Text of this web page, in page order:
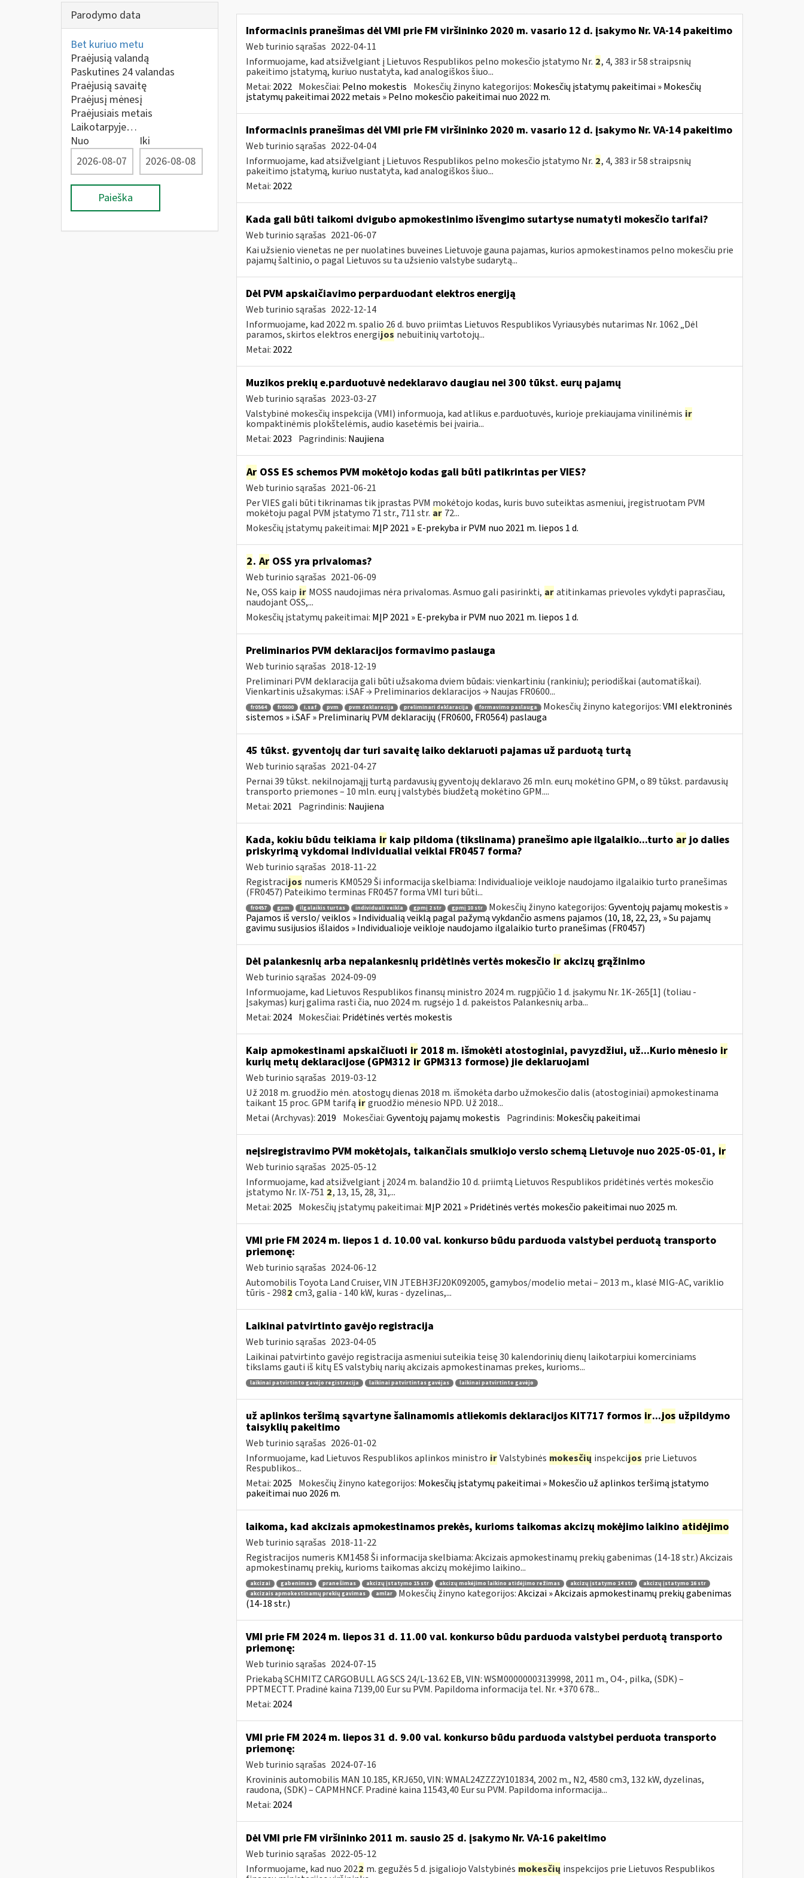
Parodymo data
Bet kuriuo metu
Praėjusią valandą
Paskutines 24 valandas
Praėjusią savaitę
Praėjusį mėnesį
Praėjusiais metais
Laikotarpyje…
Nuo
Iki
Paieška
Informacinis pranešimas dėl VMI prie FM viršininko 2020 m. vasario 12 d. įsakymo Nr. VA-14 pakeitimo
Web turinio sąrašas 2022-04-11
Informuojame, kad atsižvelgiant į Lietuvos Respublikos pelno mokesčio įstatymo Nr. 2, 4, 383 ir 58 straipsnių
pakeitimo įstatymą, kuriuo nustatyta, kad analogiškos šiuo...
Metai: 2022 Mokesčiai: Pelno mokestis Mokesčių žinyno kategorijos: Mokesčių įstatymų pakeitimai » Mokesčių
įstatymų pakeitimai 2022 metais » Pelno mokesčio pakeitimai nuo 2022 m.
Informacinis pranešimas dėl VMI prie FM viršininko 2020 m. vasario 12 d. įsakymo Nr. VA-14 pakeitimo
Web turinio sąrašas 2022-04-04
Informuojame, kad atsižvelgiant į Lietuvos Respublikos pelno mokesčio įstatymo Nr. 2, 4, 383 ir 58 straipsnių
pakeitimo įstatymą, kuriuo nustatyta, kad analogiškos šiuo...
Metai: 2022
Kada gali būti taikomi dvigubo apmokestinimo išvengimo sutartyse numatyti mokesčio tarifai?
Web turinio sąrašas 2021-06-07
Kai užsienio vienetas ne per nuolatines buveines Lietuvoje gauna pajamas, kurios apmokestinamos pelno mokesčiu prie
pajamų šaltinio, o pagal Lietuvos su ta užsienio valstybe sudarytą...
Dėl PVM apskaičiavimo perparduodant elektros energiją
Web turinio sąrašas 2022-12-14
Informuojame, kad 2022 m. spalio 26 d. buvo priimtas Lietuvos Respublikos Vyriausybės nutarimas Nr. 1062 „Dėl
paramos, skirtos elektros energijos nebuitinių vartotojų...
Metai: 2022
Muzikos prekių e.parduotuvė nedeklaravo daugiau nei 300 tūkst. eurų pajamų
Web turinio sąrašas 2023-03-27
Valstybinė mokesčių inspekcija (VMI) informuoja, kad atlikus e.parduotuvės, kurioje prekiaujama vinilinėmis ir
kompaktinėmis plokštelėmis, audio kasetėmis bei įvairia...
Metai: 2023 Pagrindinis: Naujiena
ArOSS ES schemos PVM mokėtojo kodas gali būti patikrintas per VIES?
Web turinio sąrašas 2021-06-21
Per VIES gali būti tikrinamas tik įprastas PVM mokėtojo kodas, kuris buvo suteiktas asmeniui, įregistruotam PVM
mokėtoju pagal PVM įstatymo 71 str., 711 str. ar 72...
Mokesčių įstatymų pakeitimai: MĮP 2021 » E-prekyba ir PVM nuo 2021 m. liepos 1 d.
2. ArOSS yra privalomas?
Web turinio sąrašas 2021-06-09
Ne, OSS kaip ir MOSS naudojimas nėra privalomas. Asmuo gali pasirinkti, ar atitinkamas prievoles vykdyti paprasčiau,
naudojant OSS,...
Mokesčių įstatymų pakeitimai: MĮP 2021 » E-prekyba ir PVM nuo 2021 m. liepos 1 d.
Preliminarios PVM deklaracijos formavimo paslauga
Web turinio sąrašas 2018-12-19
Preliminari PVM deklaracija gali būti užsakoma dviem būdais: vienkartiniu (rankiniu); periodiškai (automatiškai).
Vienkartinis užsakymas: i.SAF → Preliminarios deklaracijos → Naujas FR0600...
fr0564 fr0600 i.saf pvm pvm deklaracija preliminari deklaracija formavimo paslauga Mokesčių žinyno kategorijos:VMI elektroninės
sistemos » i.SAF » Preliminarių PVM deklaracijų (FR0600, FR0564) paslauga
45 tūkst. gyventojų dar turi savaitę laiko deklaruoti pajamas už parduotą turtą
Web turinio sąrašas 2021-04-27
Pernai 39 tūkst. nekilnojamąjį turtą pardavusių gyventojų deklaravo 26 mln. eurų mokėtino GPM, o 89 tūkst. pardavusių
transporto priemones – 10 mln. eurų į valstybės biudžetą mokėtino GPM....
Metai: 2021 Pagrindinis: Naujiena
Kada, kokiu būdu teikiama irkaip pildoma (tikslinama) pranešimo apie ilgalaikio...turto arjo dalies
priskyrimą vykdomai individualiai veiklai FR0457 forma?
Web turinio sąrašas 2018-11-22
Registracijos numeris KM0529 Ši informacija skelbiama: Individualioje veikloje naudojamo ilgalaikio turto pranešimas
(FR0457) Pateikimo terminas FR0457 forma VMI turi būti...
fr0457 gpm ilgalaikis turtas individuali veikla gpmį 2 str gpmį 10 str Mokesčių žinyno kategorijos:Gyventojų pajamų mokestis »
Pajamos iš verslo/ veiklos » Individualią veiklą pagal pažymą vykdančio asmens pajamos (10, 18, 22, 23, » Su pajamų
gavimu susijusios išlaidos » Individualioje veikloje naudojamo ilgalaikio turto pranešimas (FR0457)
Dėl palankesnių arba nepalankesnių pridėtinės vertės mokesčio irakcizų grąžinimo
Web turinio sąrašas 2024-09-09
Informuojame, kad Lietuvos Respublikos finansų ministro 2024 m. rugpjūčio 1 d. įsakymu Nr. 1K-265[1] (toliau -
Įsakymas) kurį galima rasti čia, nuo 2024 m. rugsėjo 1 d. pakeistos Palankesnių arba...
Metai: 2024 Mokesčiai: Pridėtinės vertės mokestis
Kaip apmokestinami apskaičiuoti ir2018 m. išmokėti atostoginiai, pavyzdžiui, už...Kurio mėnesio ir
kurių metų deklaracijose (GPM312irGPM313 formose) jie deklaruojami
Web turinio sąrašas 2019-03-12
Už 2018 m. gruodžio mėn. atostogų dienas 2018 m. išmokėta darbo užmokesčio dalis (atostoginiai) apmokestinama
taikant 15 proc. GPM tarifą ir gruodžio mėnesio NPD. Už 2018...
Metai (Archyvas): 2019 Mokesčiai:Gyventojų pajamų mokestis Pagrindinis: Mokesčių pakeitimai
neįsiregistravimo PVM mokėtojais, taikančiais smulkiojo verslo schemą Lietuvoje nuo 2025-05-01, ir
Web turinio sąrašas 2025-05-12
Informuojame, kad atsižvelgiant į 2024 m. balandžio 10 d. priimtą Lietuvos Respublikos pridėtinės vertės mokesčio
įstatymo Nr. IX-751 2, 13, 15, 28, 31,...
Metai: 2025 Mokesčių įstatymų pakeitimai: MĮP 2021 » Pridėtinės vertės mokesčio pakeitimai nuo 2025 m.
VMI prie FM 2024 m. liepos 1 d. 10.00 val. konkurso būdu parduoda valstybei perduotą transporto
priemonę:
Web turinio sąrašas 2024-06-12
Automobilis Toyota Land Cruiser, VIN JTEBH3FJ20K092005, gamybos/modelio metai – 2013 m., klasė MIG-AC, variklio
tūris - 2982 cm3, galia - 140 kW, kuras - dyzelinas,...
Laikinai patvirtinto gavėjo registracija
Web turinio sąrašas 2023-04-05
Laikinai patvirtinto gavėjo registracija asmeniui suteikia teisę 30 kalendorinių dienų laikotarpiui komerciniams
tikslams gauti iš kitų ES valstybių narių akcizais apmokestinamas prekes, kurioms...
laikinai patvirtinto gavėjo registracija laikinai patvirtintas gavėjas laikinai patvirtinto gavėjo
už aplinkos teršimą sąvartyne šalinamomis atliekomis deklaracijos KIT717 formos ir...jos užpildymo
taisyklių pakeitimo
Web turinio sąrašas 2026-01-02
Informuojame, kad Lietuvos Respublikos aplinkos ministro ir Valstybinės mokesčių inspekcijos prie Lietuvos
Respublikos...
Metai: 2025 Mokesčių žinyno kategorijos: Mokesčių įstatymų pakeitimai » Mokesčio už aplinkos teršimą įstatymo
pakeitimai nuo 2026 m.
laikoma, kad akcizais apmokestinamos prekės, kurioms taikomas akcizų mokėjimo laikino atidėjimo
Web turinio sąrašas 2018-11-22
Registracijos numeris KM1458 Ši informacija skelbiama: Akcizais apmokestinamų prekių gabenimas (14-18 str.) Akcizais
apmokestinamų prekių, kurioms taikomas akcizų mokėjimo laikino...
akcizai gabenimas pranešimas akcizų įstatymo 15 str akcizų mokėjimo laikino atidėjimo režimas akcizų įstatymo 14 str
akcizų įstatymo 16 str
akcizais apmokestinamų prekių gavimas
amlar Mokesčių žinyno kategorijos:Akcizai » Akcizais apmokestinamų prekių gabenimas
(14-18 str.)
VMI prie FM 2024 m. liepos 31 d. 11.00 val. konkurso būdu parduoda valstybei perduotą transporto
priemonę:
Web turinio sąrašas 2024-07-15
Priekabą SCHMITZ CARGOBULL AG SCS 24/L-13.62 EB, VIN: WSM00000003139998, 2011 m., O4-, pilka, (SDK) –
PPTMECTT. Pradinė kaina 7139,00 Eur su PVM. Papildoma informacija tel. Nr. +370 678...
Metai: 2024
VMI prie FM 2024 m. liepos 31 d. 9.00 val. konkurso būdu parduoda valstybei perduota transporto
priemonę:
Web turinio sąrašas 2024-07-16
Krovininis automobilis MAN 10.185, KRJ650, VIN: WMAL24ZZZ2Y101834, 2002 m., N2, 4580 cm3, 132 kW, dyzelinas,
raudona, (SDK) – CAPMHNCF. Pradinė kaina 11543,40 Eur su PVM. Papildoma informacija...
Metai: 2024
Dėl VMI prie FM viršininko 2011 m. sausio 25 d. įsakymo Nr. VA-16 pakeitimo
Web turinio sąrašas 2022-05-12
Informuojame, kad nuo 2022 m. gegužės 5 d. įsigaliojo Valstybinės mokesčių inspekcijos prie Lietuvos Respublikos